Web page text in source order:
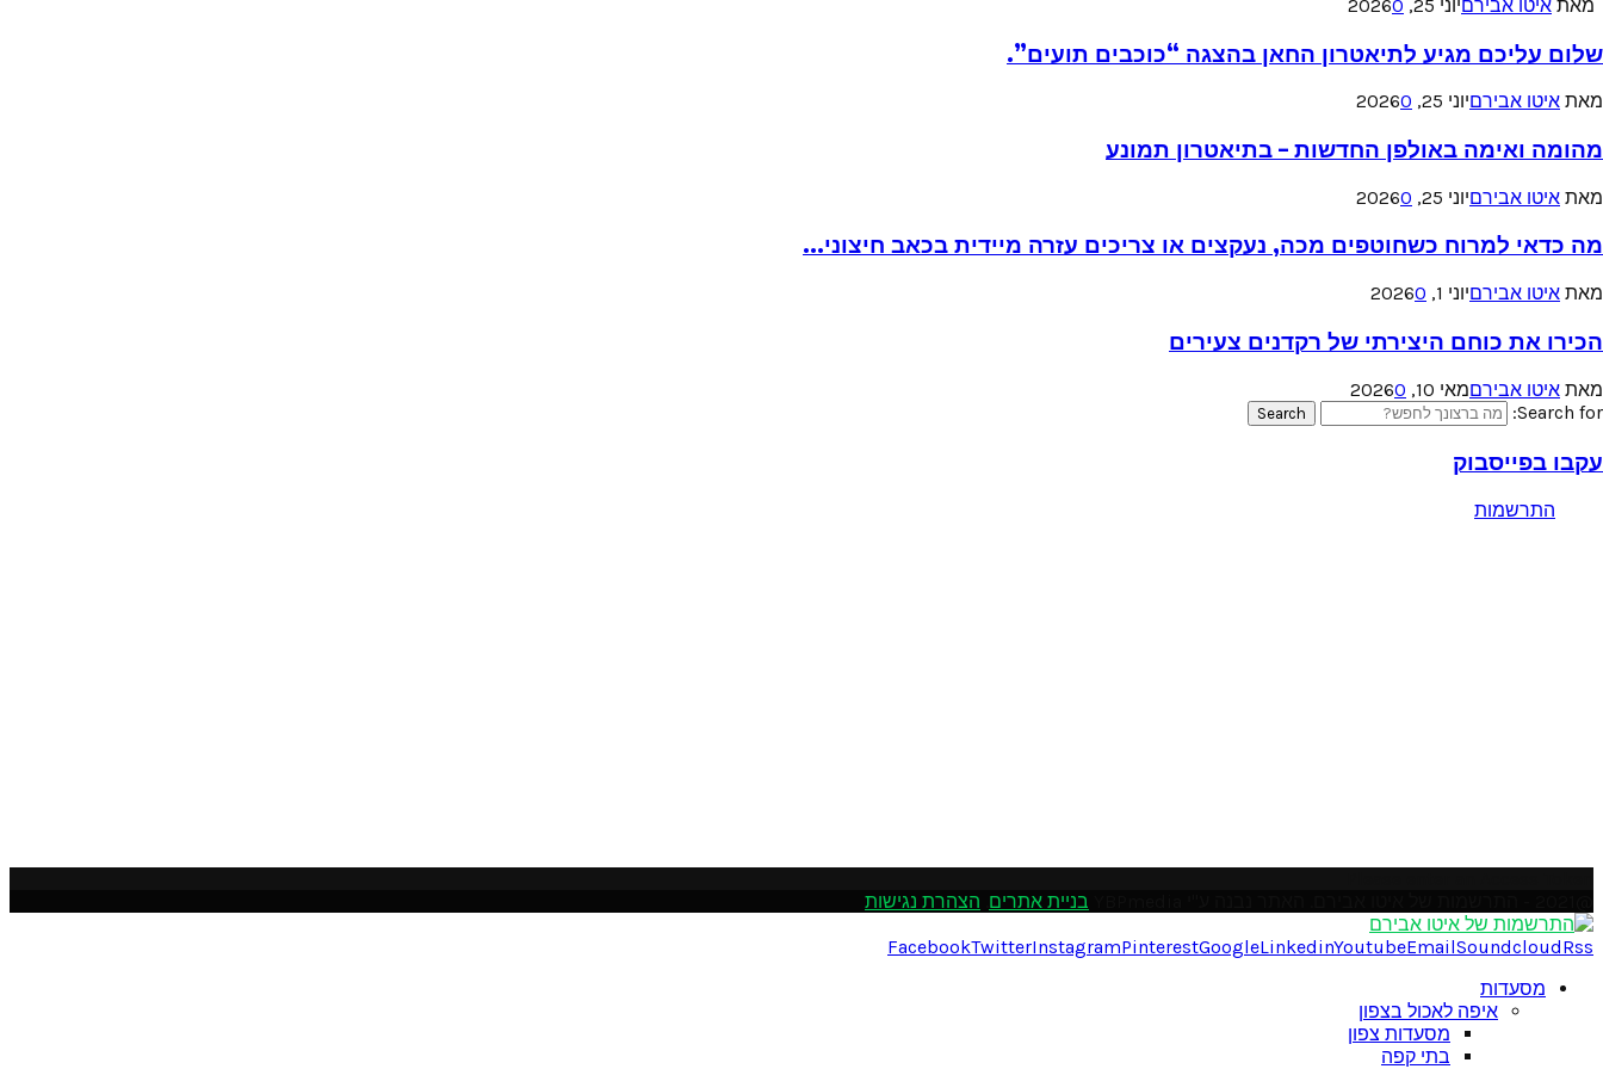
מאת איטו אבירםיוני 25, 2026 0
שלום עליכם מגיע לתיאטרון החאן בהצגה “כוכבים תועים”.
מאת איטו אבירםיוני 25, 2026 0
מהומה ואימה באולפן החדשות – בתיאטרון תמונע
מאת איטו אבירםיוני 25, 2026 0
מה כדאי למרוח כשחוטפים מכה, נעקצים או צריכים עזרה מיידית בכאב חיצוני...
מאת איטו אבירםיוני 1, 2026 0
הכירו את כוחם היצירתי של רקדנים צעירים
מאת איטו אבירםמאי 10, 2026
0
Search for:
Search
עקבו בפייסבוק
התרשמות
בניית אתרים הצהרת נגישות
FacebookTwitterInstagramPinterestGoogleLinkedinYoutubeEmailSoundcloudRss
מסעדות
איפה לאכול בצפון
מסעדות צפון
בתי קפה